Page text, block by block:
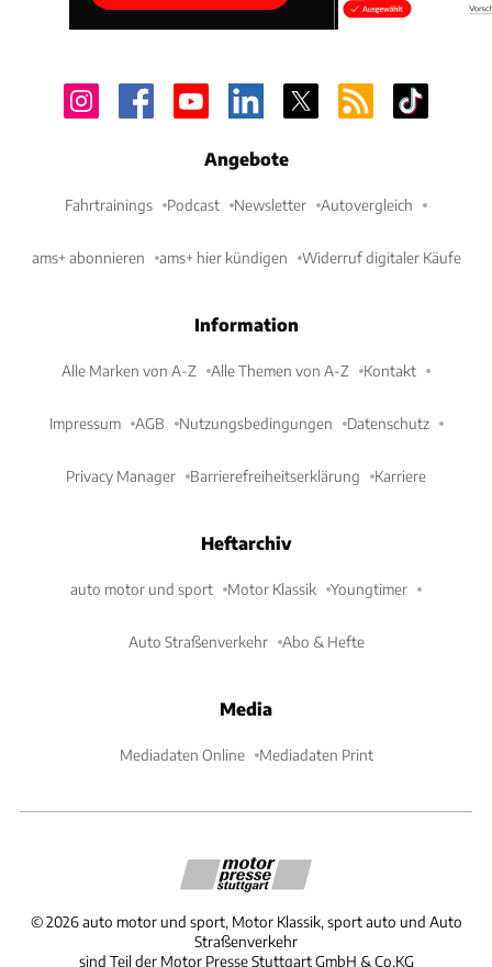
Angebote
Fahrtrainings Podcast Newsletter Autovergleich
ams+ abonnieren ams+ hier kündigen Widerruf digitaler Käufe
Information
Alle Marken von A-Z Alle Themen von A-Z Kontakt
Impressum AGB Nutzungsbedingungen Datenschutz
Privacy Manager Barrierefreiheitserklärung Karriere
Heftarchiv
auto motor und sport Motor Klassik Youngtimer
Auto Straßenverkehr Abo & Hefte
Media
Mediadaten Online Mediadaten Print
©2026 auto motor und sport, Motor Klassik, sport auto und Auto
Straßenverkehr
sind Teil der Motor Presse Stuttgart GmbH & Co.KG